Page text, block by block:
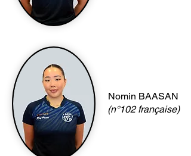
Nomin BAASAN
(n°102 française)